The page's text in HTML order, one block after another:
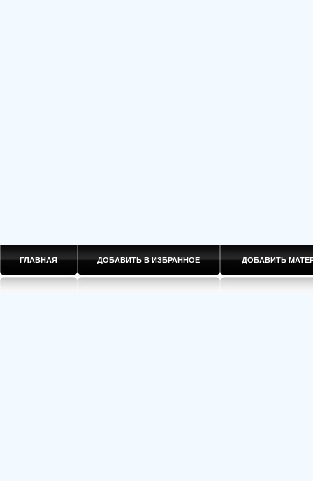
ГЛАВНАЯ ДОБАВИТЬ В ИЗБРАННОЕ ДОБАВИТЬ